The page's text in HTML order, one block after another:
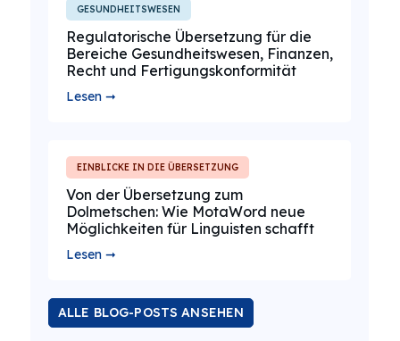
GESUNDHEITSWESEN
Regulatorische Übersetzung für die
Bereiche Gesundheitswesen, Finanzen,
Recht und Fertigungskonformität
Lesen ➞
EINBLICKE IN DIE ÜBERSETZUNG
Von der Übersetzung zum
Dolmetschen: Wie MotaWord neue
Möglichkeiten für Linguisten schafft
Lesen ➞
ALLE BLOG-POSTS ANSEHEN